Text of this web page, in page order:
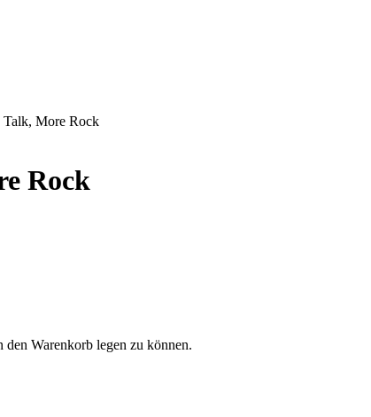
Talk, More Rock
Rock
Warenkorb legen zu können.